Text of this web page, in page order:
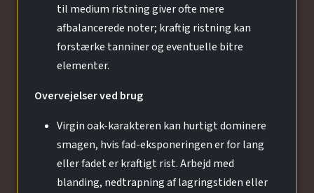
til medium ristning giver ofte mere
afbalancerede noter; kraftig ristning kan
forstærke tanniner og eventuelle bitre
elementer.
Overvejelser ved brug
Virgin oak-karakteren kan hurtigt dominere
smagen, hvis fad-eksponeringen er for lang
eller fadet er kraftigt rist. Arbejd med
blanding, nedtrapning af lagringstiden eller